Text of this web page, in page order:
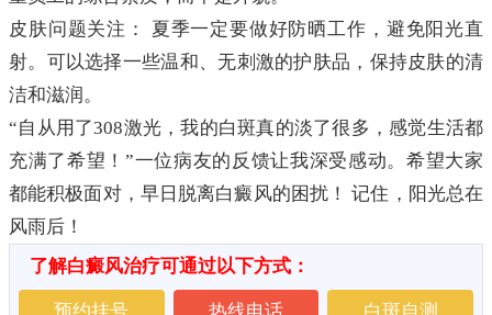
皮肤问题关注： 夏季一定要做好防晒工作，避免阳光直
射。可以选择一些温和、无刺激的护肤品，保持皮肤的清
洁和滋润。
“自从用了308激光，我的白斑真的淡了很多，感觉生活都
充满了希望！”一位病友的反馈让我深受感动。希望大家
都能积极面对，早日脱离白癜风的困扰！ 记住，阳光总在
风雨后！
了解白癜风治疗可通过以下方式：